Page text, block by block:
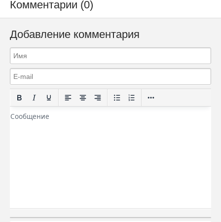
Комментарии (0)
Добавление комментария